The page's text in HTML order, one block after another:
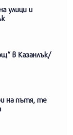
улици и
в Казанлък/
на пътя, те